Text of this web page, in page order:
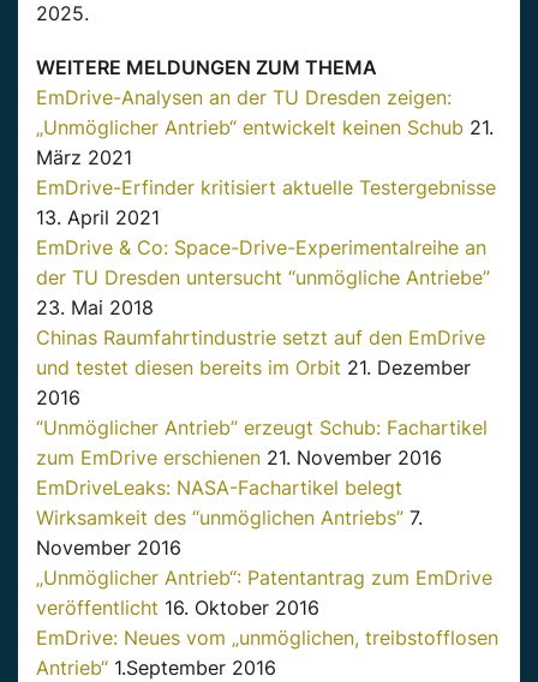
2025.
WEITERE MELDUNGEN ZUM THEMA
EmDrive-Analysen an der TU Dresden zeigen:
„Unmöglicher Antrieb“ entwickelt keinen Schub 21.
März 2021
EmDrive-Erfinder kritisiert aktuelle Testergebnisse
13. April 2021
EmDrive & Co: Space-Drive-Experimentalreihe an
der TU Dresden untersucht “unmögliche Antriebe”
23. Mai 2018
Chinas Raumfahrtindustrie setzt auf den EmDrive
und testet diesen bereits im Orbit 21. Dezember
2016
“Unmöglicher Antrieb” erzeugt Schub: Fachartikel
zum EmDrive erschienen 21. November 2016
EmDriveLeaks: NASA-Fachartikel belegt
Wirksamkeit des “unmöglichen Antriebs” 7.
November 2016
„Unmöglicher Antrieb“: Patentantrag zum EmDrive
veröffentlicht 16. Oktober 2016
EmDrive: Neues vom „unmöglichen, treibstofflosen
Antrieb“ 1.September 2016